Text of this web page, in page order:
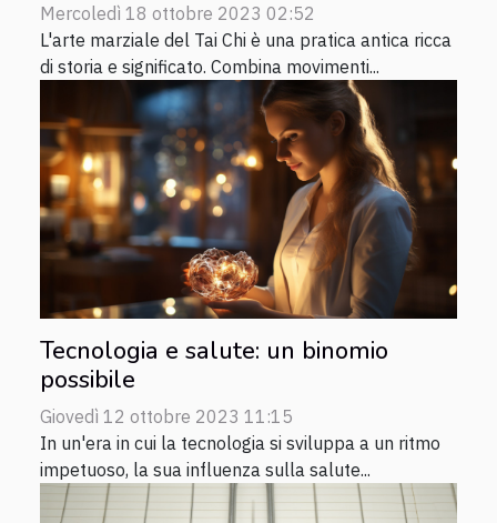
Mercoledì 18 ottobre 2023 02:52
L'arte marziale del Tai Chi è una pratica antica ricca
di storia e significato. Combina movimenti...
Tecnologia e salute: un binomio
possibile
Giovedì 12 ottobre 2023 11:15
In un'era in cui la tecnologia si sviluppa a un ritmo
impetuoso, la sua influenza sulla salute...